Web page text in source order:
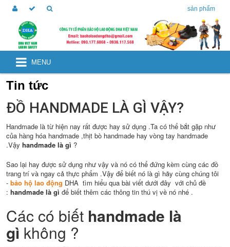
sản phẩm
MENU
Tin tức
ĐỒ HANDMADE LÀ GÌ VẬY?
Handmade là từ hiện nay rất được hay sử dụng .Ta có thể bắt gặp như
của hàng hóa handmade ,thịt bò handmade hay vòng tay handmade
.Vậy handmade là gì ?
Sao lại hay được sử dụng như vậy và nó có thể đứng kèm cùng các đồ
trang trí và ngay cả thực phẩm .Vậy để biết nó là gì hãy cùng chúng tôi
- bảo hộ lao động DHA tìm hiểu qua bài viết dưới đây với chủ đề
: handmade là gì để biết thêm các thông tin thú vị về nó nhé .
Các có biết handmade là
gì không ?